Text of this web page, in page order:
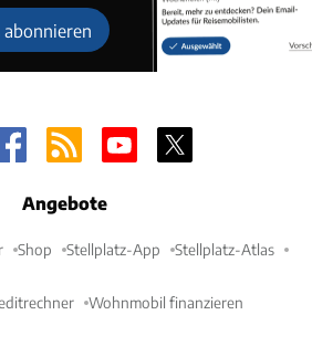
Angebote
Shop Stellplatz-App Stellplatz-Atlas
Wohnmobil finanzieren